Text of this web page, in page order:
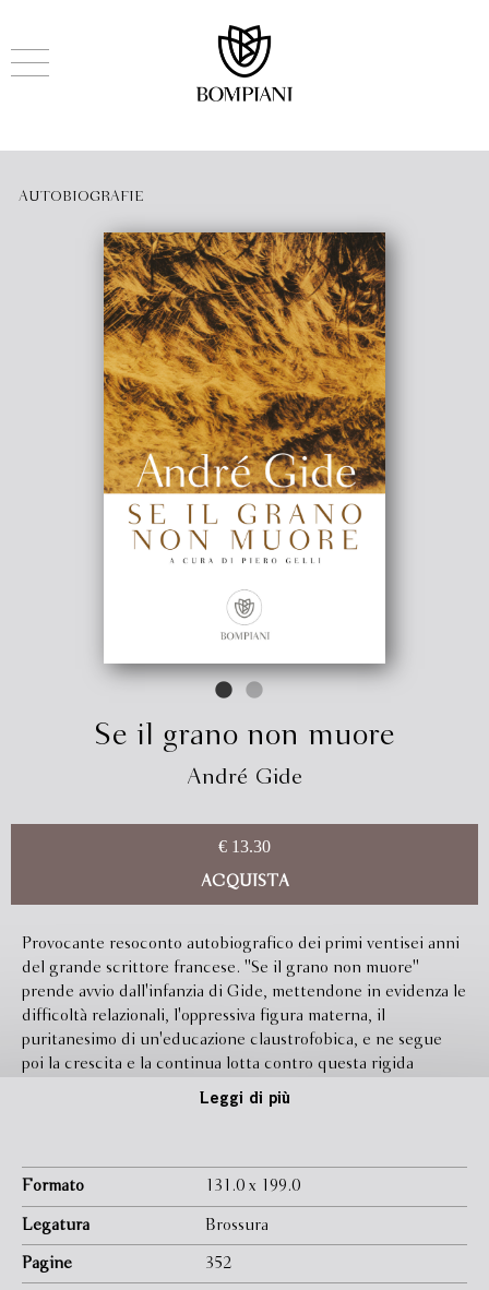
AUTOBIOGRAFIE
Se il grano non muore
André Gide
€ 13.30
ACQUISTA
Provocante resoconto autobiografico dei primi ventisei anni
del grande scrittore francese. ''Se il grano non muore''
prende avvio dall'infanzia di Gide, mettendone in evidenza le
difficoltà relazionali, l'oppressiva figura materna, il
puritanesimo di un'educazione claustrofobica, e ne segue
poi la crescita e la continua lotta contro questa rigida
alla propria, anche contraddittoria, autenticità. Dalla
tra estasi e purezza morale, Gide in questo libro,
parallelamente a quanto stava realizzando nei ''Diari'', fa di se
stesso un personaggio letterario, un personaggio però che, a
differenza delle creazioni romanzesche, non può essere
tacciato di falsità.
Leggi di più
Formato 131.0 x 199.0
Legatura Brossura
Pagine 352